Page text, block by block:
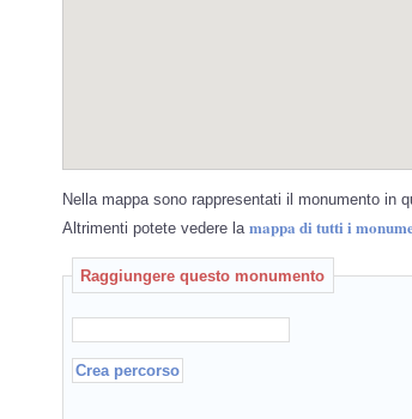
Nella mappa sono rappresentati il monumento in
Altrimenti potete vedere la mappa di tutti i
Raggiungere questo monumento